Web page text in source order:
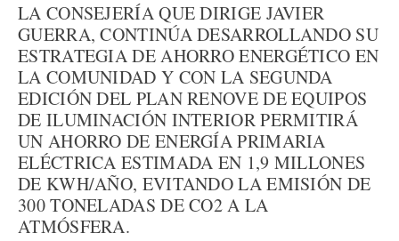
LA CONSEJERÍA QUE DIRIGE JAVIER
GUERRA, CONTINÚA DESARROLLANDO SU
ESTRATEGIA DE AHORRO ENERGÉTICO EN
LA COMUNIDAD Y CON LA SEGUNDA
EDICIÓN DEL PLAN RENOVE DE EQUIPOS
DE ILUMINACIÓN INTERIOR PERMITIRÁ
UN AHORRO DE ENERGÍA PRIMARIA
ELÉCTRICA ESTIMADA EN 1,9 MILLONES
DE KWH/AÑO, EVITANDO LA EMISIÓN DE
300 TONELADAS DE CO2 A LA
ATMÓSFERA.